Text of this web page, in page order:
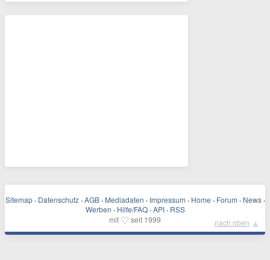
Sitemap · Datenschutz · AGB · Mediadaten · Impressum · Home · Forum · News ·
Werben · Hilfe/FAQ · API · RSS
mit ♡ seit 1999 nach oben ▲